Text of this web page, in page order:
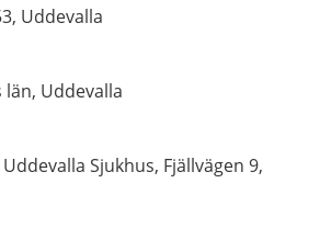
Uddevalla
Uddevalla
Sjukhus, Fjällvägen 9,